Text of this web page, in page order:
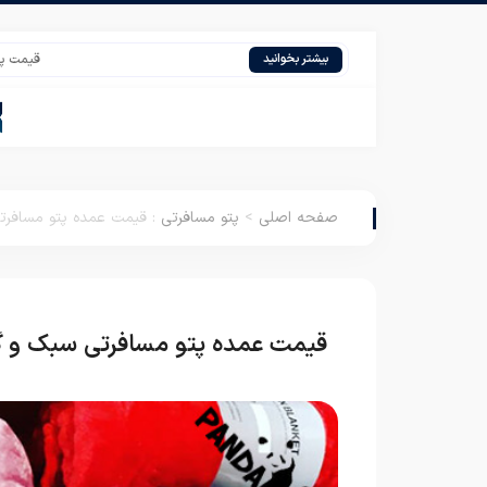
بیشتر بخوانید قیمت پتو دو نفره
صفحه اصلی > پتو مسافرتی : قیمت عمده پتو
قیمت عمده پتو مسافرتی سبک و